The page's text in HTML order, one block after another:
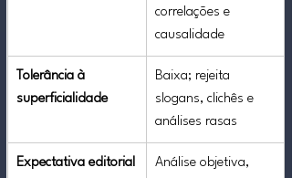
correlações e
causalidade
Tolerância à
superficialidade
Baixa; rejeita
slogans, clichês e
análises rasas
Expectativa editorial
Análise objetiva,